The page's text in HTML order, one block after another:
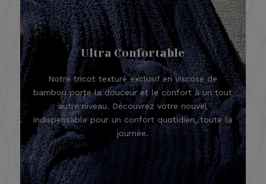
Ultra Confortable
Notre tricot texturé exclusif en viscose de
bambou porte la douceur et le confort à un tout
autre niveau. Découvrez votre nouvel
indispensable pour un confort quotidien, toute la
journée.